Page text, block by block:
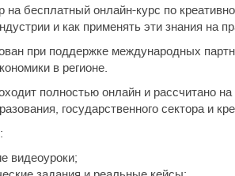
на бесплатный онлайн-курс по
и как применять эти знания на
при поддержке международных
в регионе.
полностью онлайн и рассчитано
государственного сектора и
видеоуроки;